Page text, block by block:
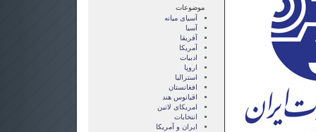
موضوعات
آسيای ميانه
آسیا
آفریقا
آمریکا
ادبیات
اروپا
استرالیا
افغانستان
اقیانوس هند
امریکای لاتین
انتخابات
ايران و آمريکا